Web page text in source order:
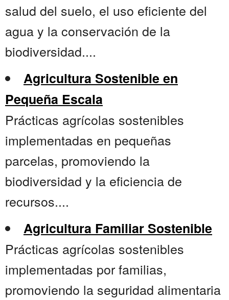
salud del suelo, el uso eficiente del
agua y la conservación de la
biodiversidad....
Agricultura Sostenible en
Pequeña Escala
Prácticas agrícolas sostenibles
implementadas en pequeñas
parcelas, promoviendo la
biodiversidad y la eficiencia de
recursos....
Agricultura Familiar Sostenible
Prácticas agrícolas sostenibles
implementadas por familias,
promoviendo la seguridad alimentaria